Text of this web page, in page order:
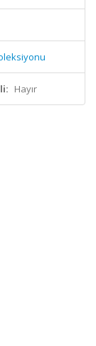
Hayır